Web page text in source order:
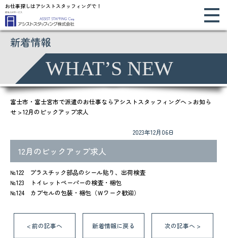
お仕事探しはアシストスタッフィングで！
新着情報
WHAT’S NEW
富士市・富士宮市で派遣のお仕事ならアシストスタッフィングへ > お知ら
せ >12月のピックアップ求人
2023年12月06日
12月のピックアップ求人
№122 プラスチック部品のシール貼り、出荷検査
№123 トイレットペーパーの検査・梱包
№124 カプセルの包装・梱包（Ｗワーク歓迎）
前の記事へ 新着情報に戻る 次の記事へ